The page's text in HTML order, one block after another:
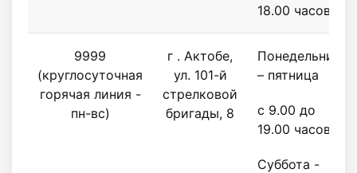
18.00 часов
9999
(круглосуточная
горячая линия -
пн-вс)
г . Актобе,
ул. 101-й
стрелковой
бригады, 8
Понедельник
– пятница
с 9.00 до
19.00 часов
Суббота -